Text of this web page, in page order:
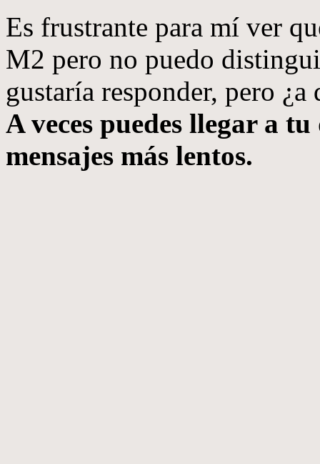
Es frustrante para mí ver
M2 pero no puedo
gustaría responder, pero ¿a
A veces puedes llegar a
mensajes más lentos.